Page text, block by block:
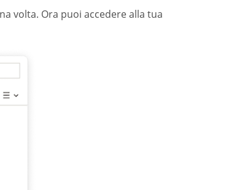
volta. Ora puoi accedere alla tua